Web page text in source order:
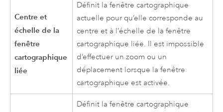
Centre et
échelle de la
fenêtre
cartographique
liée
Définit la fenêtre cartographique
actuelle pour qu’elle corresponde au
centre et à l’échelle de la fenêtre
cartographique liée. Il est impossible
d’effectuer un zoom ou un
déplacement lorsque la fenêtre
cartographique est activée.
Définit la fenêtre cartographique